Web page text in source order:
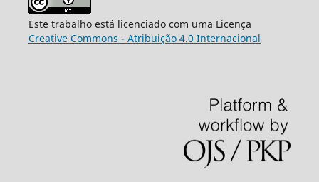
Este trabalho está licenciado com uma Licença
Creative Commons - Atribuição 4.0 Internacional